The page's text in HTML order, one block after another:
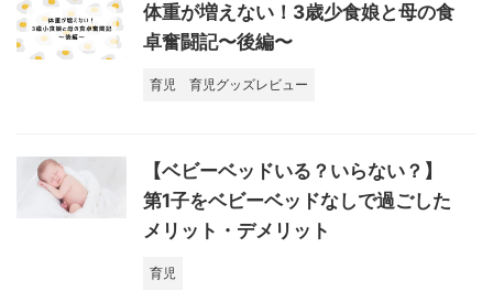
体重が増えない！3歳少食娘と母の食
卓奮闘記〜後編〜
育児 育児グッズレビュー
【ベビーベッドいる？いらない？】
第1子をベビーベッドなしで過ごした
メリット・デメリット
育児